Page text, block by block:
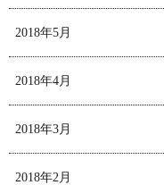
2018年5月
2018年4月
2018年3月
2018年2月